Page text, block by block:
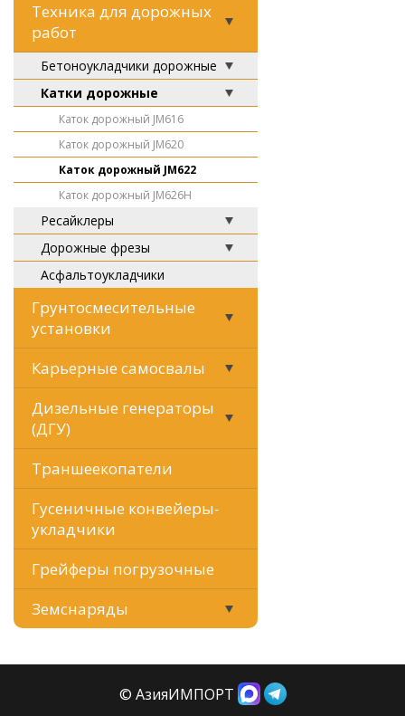
Техника для дорожных
работ
Бетоноукладчики дорожные
Катки дорожные
Каток дорожный JM616
Каток дорожный JM620
Каток дорожный JM622
Каток дорожный JM626H
Ресайклеры
Дорожные фрезы
Асфальтоукладчики
Грунтосмесительные
установки
Карьерные самосвалы
Дизельные генераторы
(ДГУ)
Траншеекопатели
Гусеничные конвейеры-
укладчики
Грейферы погрузочные
Земснаряды
© АзияИМПОРТ